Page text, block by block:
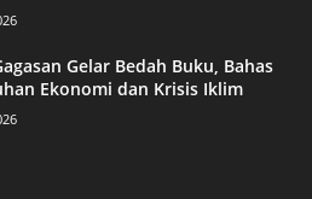
Gelar Bedah Buku, Bahas
Ekonomi dan Krisis Iklim